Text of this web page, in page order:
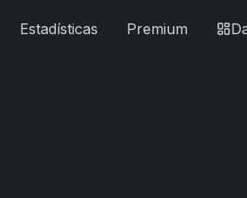
Estadísticas Premium